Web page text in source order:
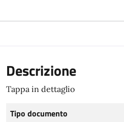
Descrizione
Tappa in dettaglio
Tipo documento